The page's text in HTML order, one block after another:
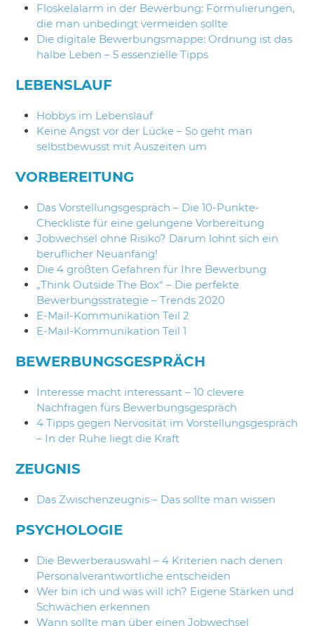
Floskelalarm in der Bewerbung: Formulierungen,
die man unbedingt vermeiden sollte
Die digitale Bewerbungsmappe: Ordnung ist das
halbe Leben – 5 essenzielle Tipps
LEBENSLAUF
Hobbys im Lebenslauf
Keine Angst vor der Lücke – So geht man
selbstbewusst mit Auszeiten um
VORBEREITUNG
Das Vorstellungsgespräch – Die 10-Punkte-
Checkliste für eine gelungene Vorbereitung
Jobwechsel ohne Risiko? Darum lohnt sich ein
beruflicher Neuanfang!
Die 4 größten Gefahren für Ihre Bewerbung
„Think Outside The Box“ – Die perfekte
Bewerbungsstrategie – Trends 2020
E-Mail-Kommunikation Teil 2
E-Mail-Kommunikation Teil 1
BEWERBUNGSGESPRÄCH
Interesse macht interessant – 10 clevere
Nachfragen fürs Bewerbungsgespräch
4 Tipps gegen Nervosität im Vorstellungsgespräch
– In der Ruhe liegt die Kraft
ZEUGNIS
Das Zwischenzeugnis – Das sollte man wissen
PSYCHOLOGIE
Die Bewerberauswahl – 4 Kriterien nach denen
Personalverantwortliche entscheiden
Wer bin ich und was will ich? Eigene Stärken und
Schwächen erkennen
Wann sollte man über einen Jobwechsel